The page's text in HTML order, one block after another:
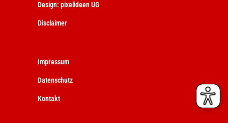
Design: pixelideen UG
Disclaimer
Impressum
Datenschutz
Kontakt